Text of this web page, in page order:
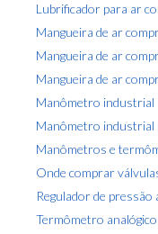
Lubrificador para ar
Mangueira de ar
Mangueira de ar
Mangueira de ar
Manômetro industrial
Manômetro industrial
Manômetros e
Onde comprar
Regulador de pressão
Termômetro